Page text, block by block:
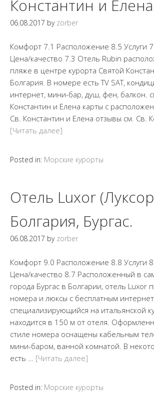
Константин и
06.08.2017 by zorber
Комфорт 7.1 Расположение 8.5 Услуги
Цена/качество 7.3 Отель Rubin
пляже в центре курорта Святой
Болгария. В номере есть TV SAT,
интернет, мини-бар, душ, фен, балкон.
Константин и Елена карты с
Св. Константин и Елена отзывы см. Св.
[Читать далее]
Posted in: Морские курорты
Отель Luxor
Болгария, Бургас.
06.08.2017 by zorber
Комфорт 9.0 Расположение 8.8 Услуги
Цена/качество 8.7 Расположенный в
города Бургас в Болгарии, отель Luxor
номера и люксы с бесплатным
специализирующийся на итальянской
находится в 150 м от отеля.
стиле номера оснащены кабельным
мини-баром, ванной комнатой. В
есть … [Читать далее]
Posted in: Морские курорты